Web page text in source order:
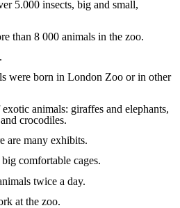
5.000 insects, big and small,
than 8 000 animals in the zoo.
were born in London Zoo or in other
animals: giraffes and elephants,
crocodiles.
are many exhibits.
comfortable cages.
twice a day.
at the zoo.